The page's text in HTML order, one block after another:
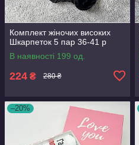
Комплект жіночих високих
Шкарпеток 5 пар 36-41 р
В наявності 199 од.
224 ₴ 280 ₴
–20%